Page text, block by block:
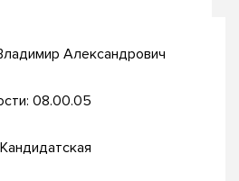
Александрович
08.00.05
Кандидатская